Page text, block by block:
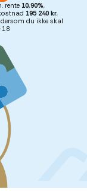
rente 10,90%,
195 240 kr,
du ikke skal
18